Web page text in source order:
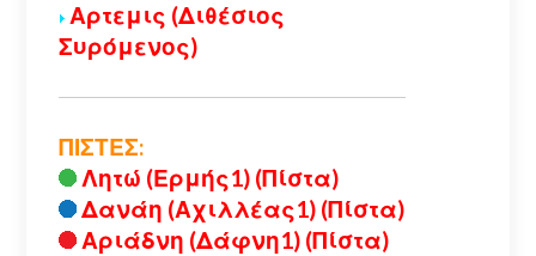
Αρτεμις (Διθέσιος
Συρόμενος)
ΠΙΣΤΕΣ:
Λητώ (Ερμής1) (Πίστα)
Δανάη (Αχιλλέας1) (Πίστα)
Αριάδνη (Δάφνη1) (Πίστα)